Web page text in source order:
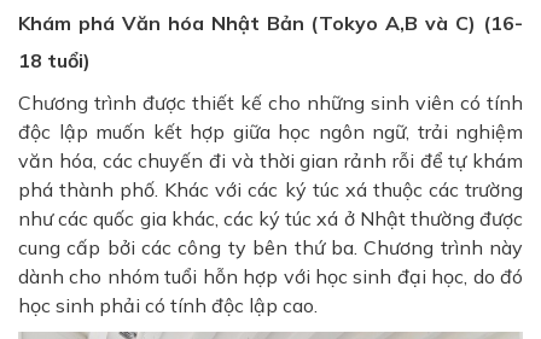
Khám phá Văn hóa Nhật Bản (Tokyo A,B và C) (16-
18 tuổi)
Chương trình được thiết kế cho những sinh viên có tính
độc lập muốn kết hợp giữa học ngôn ngữ, trải nghiệm
văn hóa, các chuyến đi và thời gian rảnh rỗi để tự khám
phá thành phố. Khác với các ký túc xá thuộc các trường
như các quốc gia khác, các ký túc xá ở Nhật thường được
cung cấp bởi các công ty bên thứ ba. Chương trình này
dành cho nhóm tuổi hỗn hợp với học sinh đại học, do đó
học sinh phải có tính độc lập cao.